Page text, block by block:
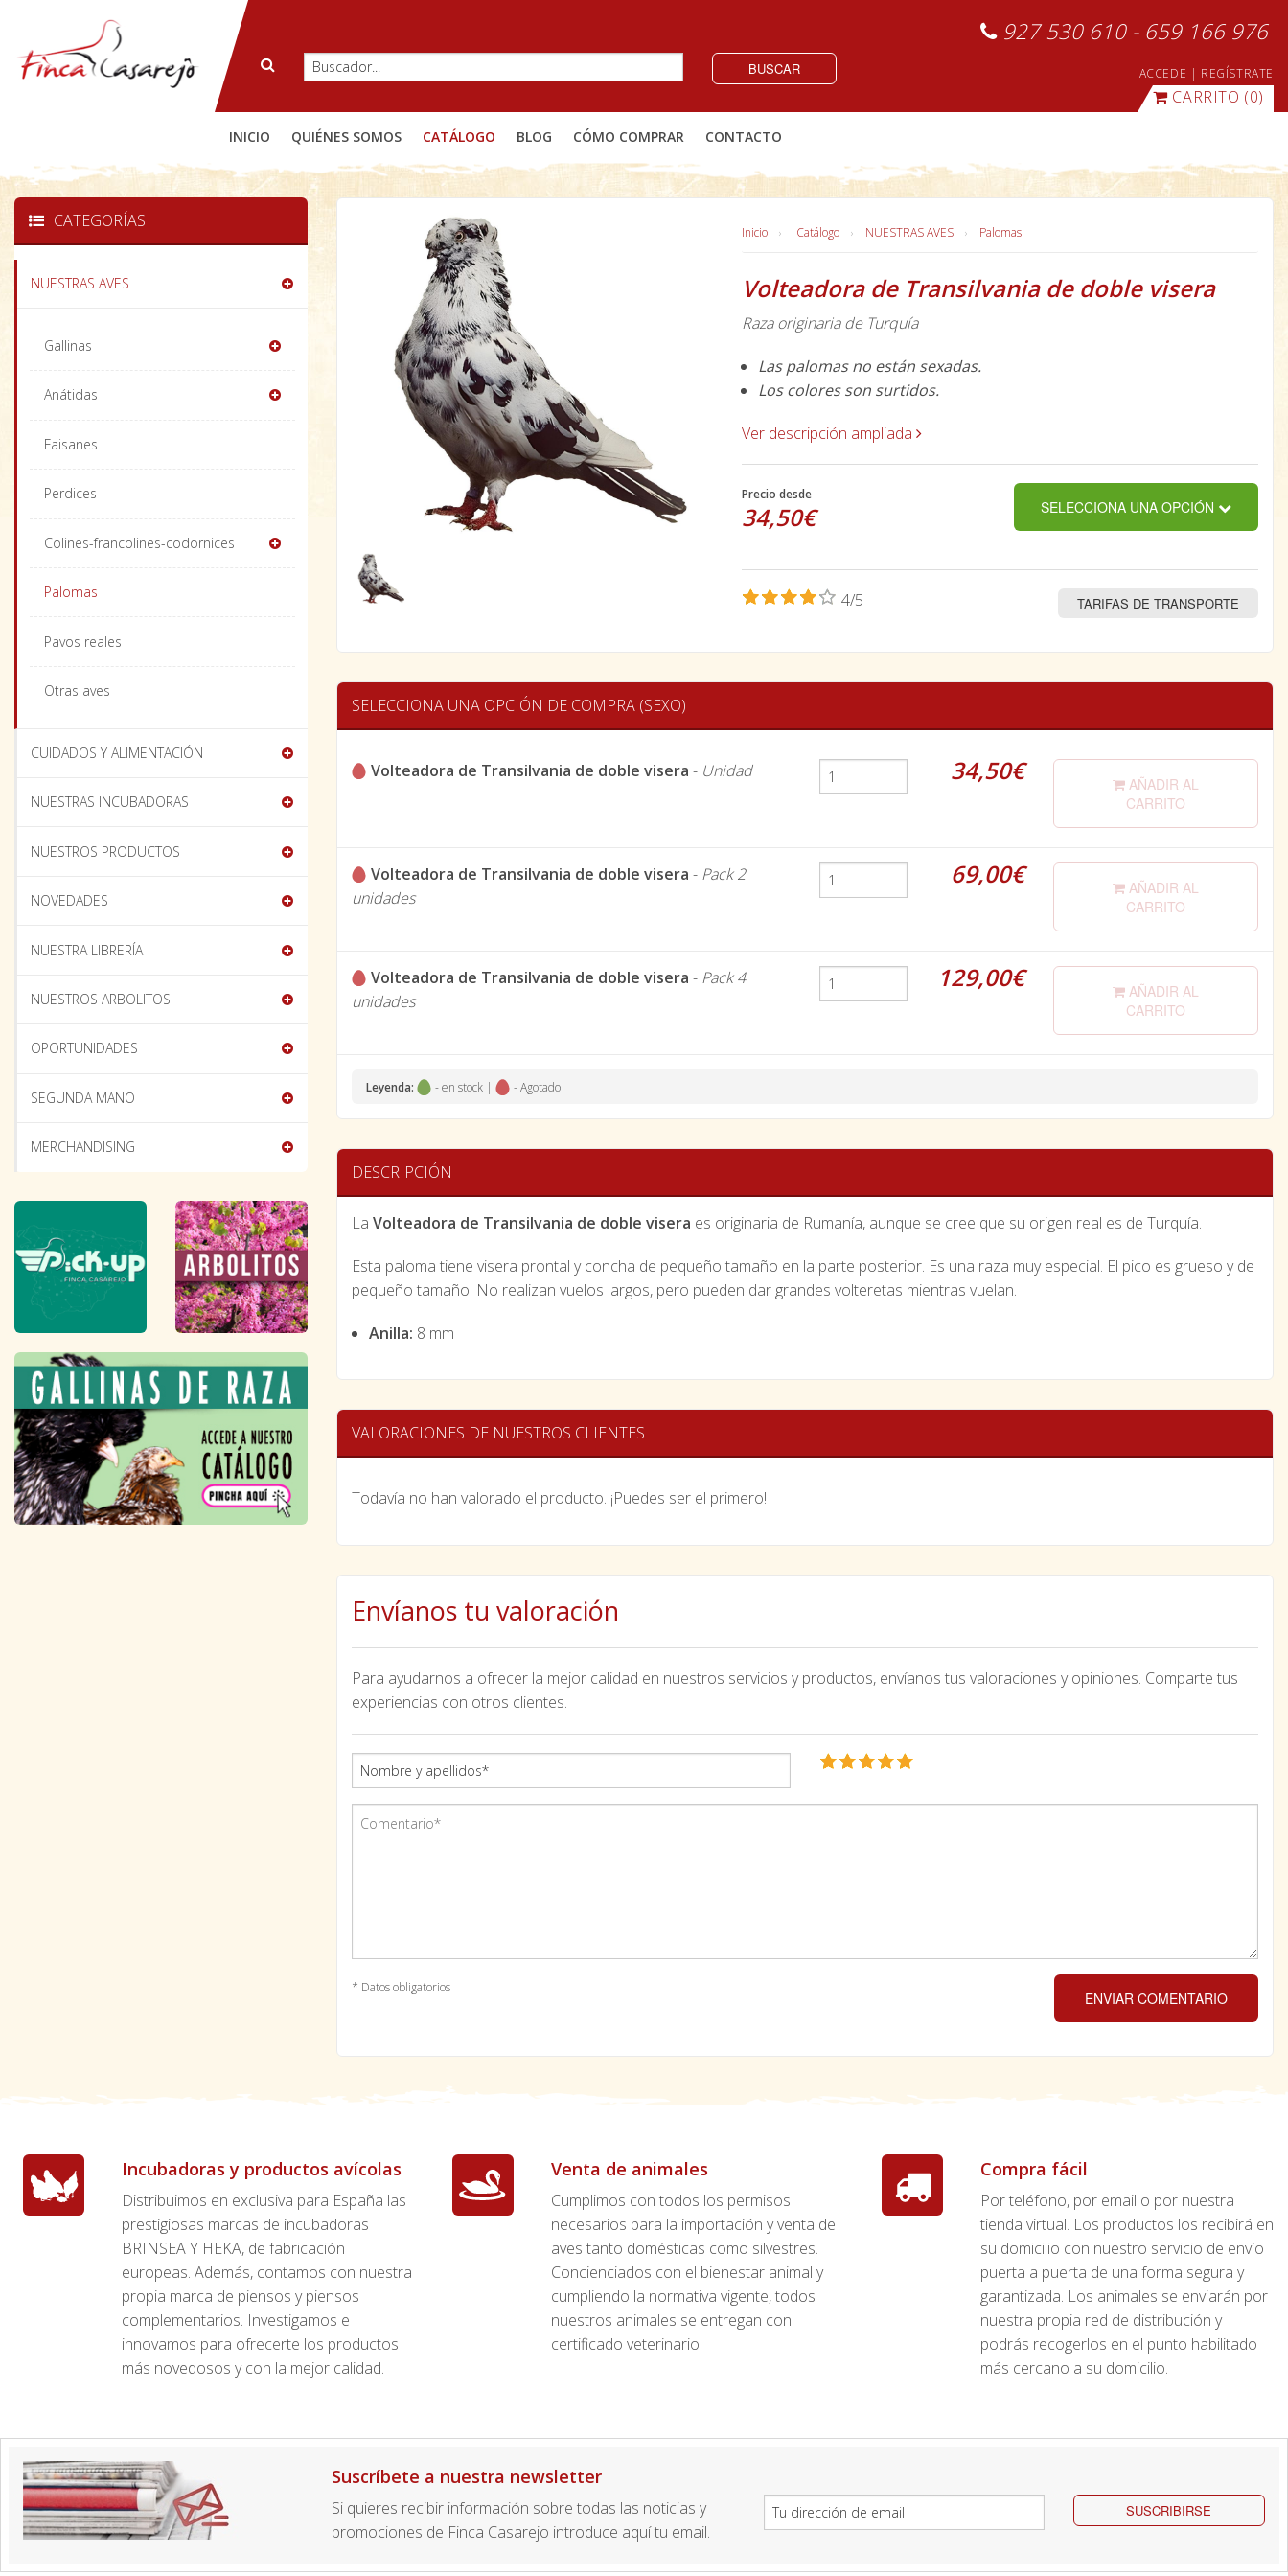
927 530 610 - 659 166 976
BUSCAR ACCEDE | REGÍSTRATE
CARRITO (0)
INICIO QUIÉNES SOMOS CATÁLOGO BLOG CÓMO COMPRAR CONTACTO
Inicio Catálogo NUESTRAS AVES Palomas
Volteadora de Transilvania de doble visera
Raza originaria de Turquía
Las palomas no están sexadas.
Los colores son surtidos.
Ver descripción ampliada
Precio desde
34,50€ SELECCIONA UNA OPCIÓN
4/5 TARIFAS DE TRANSPORTE
SELECCIONA UNA OPCIÓN DE COMPRA (SEXO)
Volteadora de Transilvania de doble visera - Unidad 34,50€
AÑADIR AL
CARRITO
Volteadora de Transilvania de doble visera - Pack 2
unidades
69,00€
AÑADIR AL
CARRITO
Volteadora de Transilvania de doble visera - Pack 4
unidades
129,00€
AÑADIR AL
CARRITO
Leyenda: - en stock | - Agotado
DESCRIPCIÓN
La Volteadora de Transilvania de doble visera es originaria de Rumanía, aunque se cree que su origen real es de Turquía.
Esta paloma tiene visera prontal y concha de pequeño tamaño en la parte posterior. Es una raza muy especial. El pico es grueso y de
pequeño tamaño. No realizan vuelos largos, pero pueden dar grandes volteretas mientras vuelan.
Anilla: 8 mm
VALORACIONES DE NUESTROS CLIENTES
Todavía no han valorado el producto. ¡Puedes ser el primero!
Envíanos tu valoración
Para ayudarnos a ofrecer la mejor calidad en nuestros servicios y productos, envíanos tus valoraciones y opiniones. Comparte tus
experiencias con otros clientes.
* Datos obligatorios
ENVIAR COMENTARIO
CATEGORÍAS
NUESTRAS AVES
Gallinas
Anátidas
Faisanes
Perdices
Colines-francolines-codornices
Palomas
Pavos reales
Otras aves
CUIDADOS Y ALIMENTACIÓN
NUESTRAS INCUBADORAS
NUESTROS PRODUCTOS
NOVEDADES
NUESTRA LIBRERÍA
NUESTROS ARBOLITOS
OPORTUNIDADES
SEGUNDA MANO
MERCHANDISING
Incubadoras y productos avícolas
Distribuimos en exclusiva para España las
prestigiosas marcas de incubadoras
BRINSEA Y HEKA, de fabricación
europeas. Además, contamos con nuestra
propia marca de piensos y piensos
complementarios. Investigamos e
innovamos para ofrecerte los productos
más novedosos y con la mejor calidad.
Venta de animales
Cumplimos con todos los permisos
necesarios para la importación y venta de
aves tanto domésticas como silvestres.
Concienciados con el bienestar animal y
cumpliendo la normativa vigente, todos
nuestros animales se entregan con
certificado veterinario.
Compra fácil
Por teléfono, por email o por nuestra
tienda virtual. Los productos los recibirá en
su domicilio con nuestro servicio de envío
puerta a puerta de una forma segura y
garantizada. Los animales se enviarán por
nuestra propia red de distribución y
podrás recogerlos en el punto habilitado
más cercano a su domicilio.
Suscríbete a nuestra newsletter
Si quieres recibir información sobre todas las noticias y
promociones de Finca Casarejo introduce aquí tu email.
SUSCRIBIRSE